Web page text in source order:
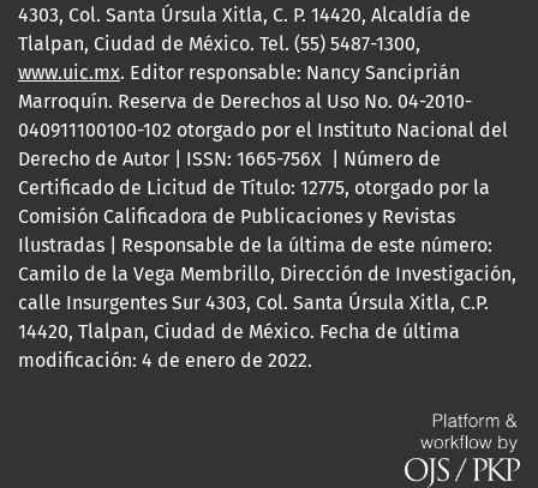
4303, Col. Santa Úrsula Xitla, C. P. 14420, Alcaldía de
Tlalpan, Ciudad de México. Tel. (55) 5487-1300,
www.uic.mx. Editor responsable: Nancy Sanciprián
Marroquín. Reserva de Derechos al Uso No. 04-2010-
040911100100-102 otorgado por el Instituto Nacional del
Derecho de Autor | ISSN: 1665-756X | Número de
Certificado de Licitud de Título: 12775, otorgado por la
Comisión Calificadora de Publicaciones y Revistas
Ilustradas | Responsable de la última de este número:
Camilo de la Vega Membrillo, Dirección de Investigación,
calle Insurgentes Sur 4303, Col. Santa Úrsula Xitla, C.P.
14420, Tlalpan, Ciudad de México. Fecha de última
modificación: 4 de enero de 2022.